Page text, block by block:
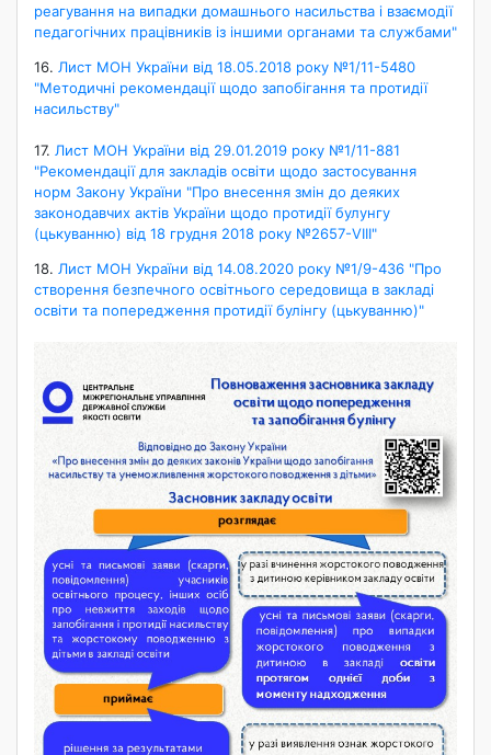
реагування на випадки домашнього насильства і взаємодії
педагогічних працівників із іншими органами та службами"
16. Лист МОН України від 18.05.2018 року №1/11-5480
"Методичні рекомендації щодо запобігання та протидії
насильству"
17. Лист МОН України від 29.01.2019 року №1/11-881
"Рекомендації для закладів освіти щодо застосування
норм Закону України "Про внесення змін до деяких
законодавчих актів України щодо протидії булунгу
(цькуванню) від 18 грудня 2018 року №2657-VІІІ"
18. Лист МОН України від 14.08.2020 року №1/9-436 "Про
створення безпечного освітнього середовища в закладі
освіти та попередження протидії булінгу (цькуванню)"